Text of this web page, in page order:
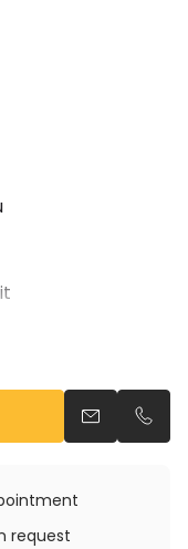
Send anCall
request